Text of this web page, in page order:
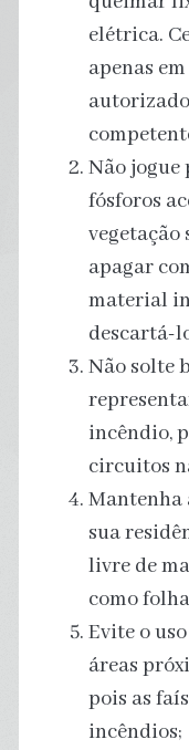
elétrica.
apenas
Não jogue
fósforos
vegetação
apagar
material
descartá-
Não solte
incêndio,
circuitos
Mantenha
sua
livre de
como
Evite o
áreas
pois as
incêndios;